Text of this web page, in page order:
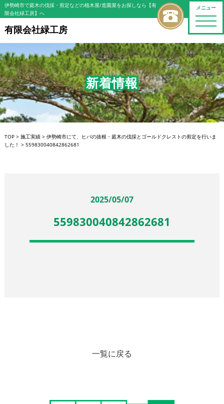
メニュー
toggle
伊勢崎市で庭木の伐採・剪定などの植木屋/造園屋をお探しなら【有
限会社緑工房】へ
有限会社緑工房
新着情報
TOP> 施工実績> 伊勢崎市にて、ヒバの抜根・庭木の伐採とゴールドクレストの剪定を行いま
した！ > 559830040842862681
2025/05/07
559830040842862681
一覧に戻る